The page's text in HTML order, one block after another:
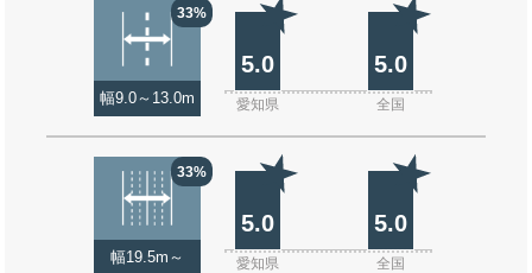
33%
幅9.0～13.0m
5.0 5.0
愛知県 全国
33%
幅19.5m～
5.0 5.0
愛知県 全国